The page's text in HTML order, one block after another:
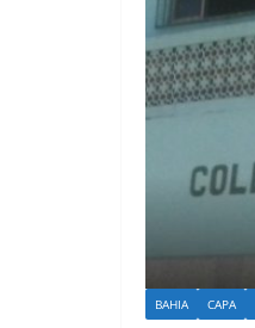
BAHIA CAPA